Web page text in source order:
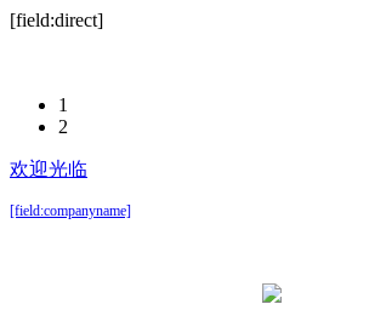
[field:direct]
1
2
欢迎光临
[field:companyname]